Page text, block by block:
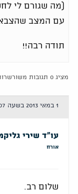
(מה שגורם לי
עם המצב שהצבא
תודה רבה!!
מציג 0 תגובות משורשרות
1 במאי 2013 בשעה 21:07
עו"ד שירי
אורח
שלום רב.